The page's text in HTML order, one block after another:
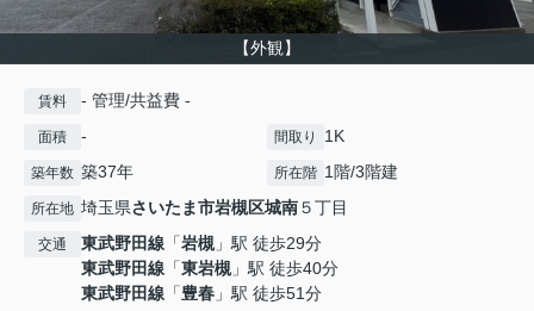
【外観】
賃料 - 管理/共益費 -
面積 - 間取り 1K
築年数 築37年 所在階 1階/3階建
所在地 埼玉県さいたま市岩槻区城南５丁目
交通 東武野田線 「岩槻 」駅 徒歩29分
東武野田線 「東岩槻 」駅 徒歩40分
東武野田線 「豊春 」駅 徒歩51分